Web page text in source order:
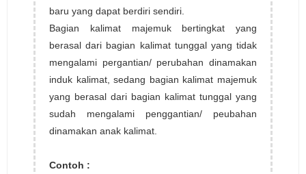
baru yang dapat berdiri sendiri.
Bagian kalimat majemuk bertingkat yang
berasal dari bagian kalimat tunggal yang tidak
mengalami pergantian/ perubahan dinamakan
induk kalimat, sedang bagian kalimat majemuk
yang berasal dari bagian kalimat tunggal yang
sudah mengalami penggantian/ peubahan
dinamakan anak kalimat.
Contoh :